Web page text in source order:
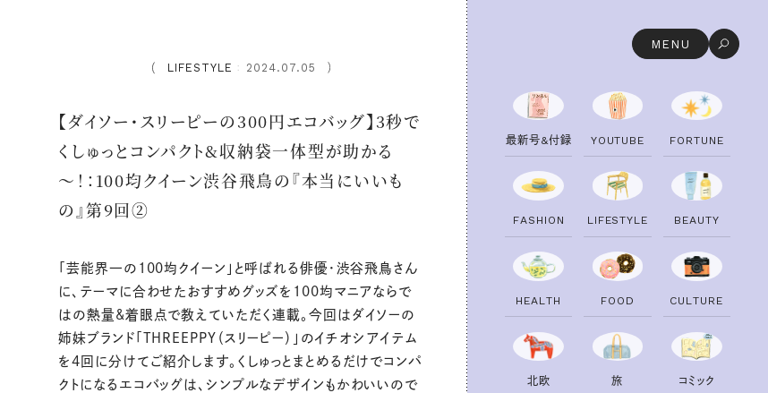
MENU
LIFESTYLE
： 2024.07.05
【ダイソー・スリーピーの300円エコバッグ】3秒で
くしゅっとコンパクト&収納袋一体型が助かる
～！：100均クイーン渋谷飛鳥の『本当にいいも
の』第9回②
「芸能界一の100均クイーン」と呼ばれる俳優・渋谷飛鳥さん
に、テーマに合わせたおすすめグッズを100均マニアならで
はの熱量&着眼点で教えていただく連載。今回はダイソーの
姉妹ブランド「THREEPPY（スリーピー）」のイチオシアイテム
を4回に分けてご紹介します。くしゅっとまとめるだけでコンパ
クトになるエコバッグは、シンプルなデザインもかわいいので
最新号&付録 YO UTU B E FO RTU N E
FAS H I O N LI FESTYLE B EAUTY
H EALTH FO O D CU LTU RE
北欧 旅 コ ミ ック